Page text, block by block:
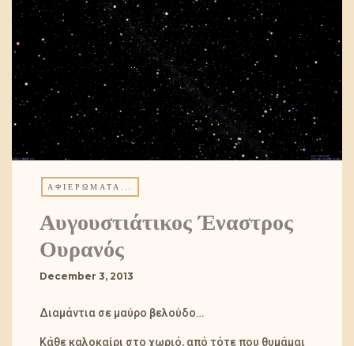
ΑΦΙΕΡΏΜΑΤΑ...
Αυγουστιάτικος Έναστρος
December 3, 2013
Διαμάντια σε μαύρο βελούδο…
Κάθε καλοκαίρι στο χωριό, από τότε που θυμάμαι